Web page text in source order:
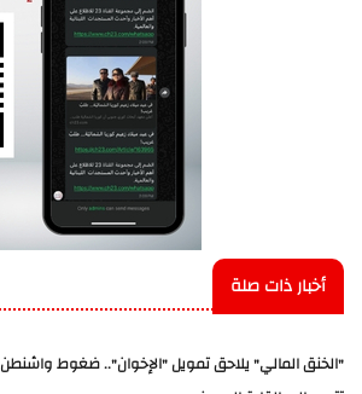
أخبار ذات صلة
"الخنق المالي" يلاحق تمويل "الإخوان".. ضغوط واشنطن